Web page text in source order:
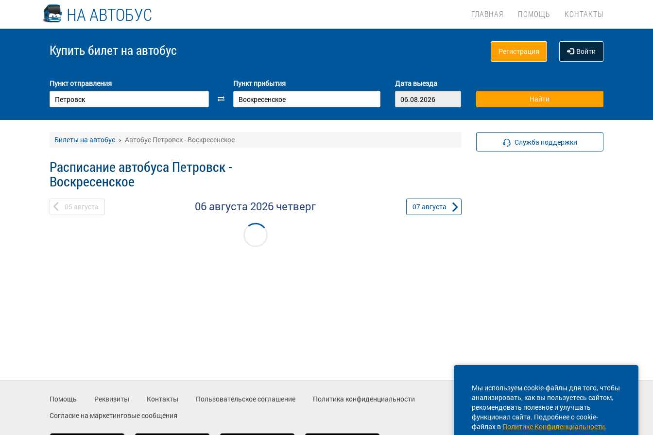
НА АВТОБУС ГЛАВНАЯ ПОМОЩЬ КОНТАКТЫ
Купить билет на автобус Регистрация Войти
Пункт отправления Пункт прибытия Дата выезда
Билеты на автобус Автобус Петровск - Воскресенское
Расписание автобуса Петровск -
Воскресенское
05 августа 06 августа 2026 четверг 07августа
Служба поддержки
Мы используем cookie-файлы для того, чтобы
анализировать, как вы пользуетесь сайтом,
рекомендовать полезное и улучшать
функционал сайта. Подробнее о cookie-
файлах в Политике Конфиденциальности.
Помощь Реквизиты Контакты Пользовательское соглашение
Политика конфиденциальности
Согласие на маркетинговые сообщения
Техническая поддержка сайта
8 800 600-03-38